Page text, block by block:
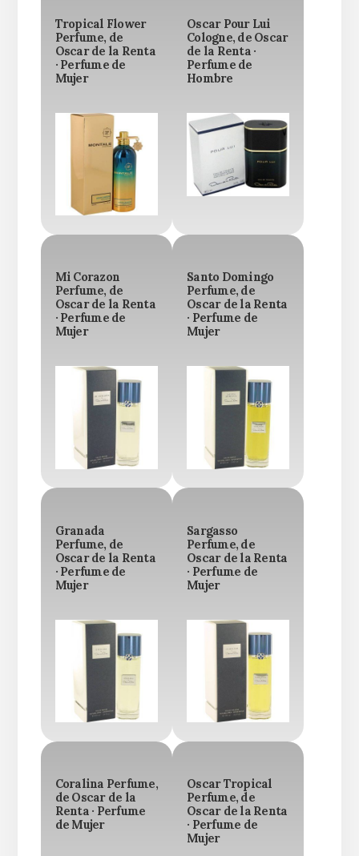
Tropical Flower
Perfume, de
Oscar de la Renta
· Perfume de
Mujer
Oscar Pour Lui
Cologne, de Oscar
de la Renta ·
Perfume de
Hombre
Mi Corazon
Perfume, de
Oscar de la Renta
· Perfume de
Mujer
Santo Domingo
Perfume, de
Oscar de la Renta
· Perfume de
Mujer
Granada
Perfume, de
Oscar de la Renta
· Perfume de
Mujer
Sargasso
Perfume, de
Oscar de la Renta
· Perfume de
Mujer
Coralina Perfume,
de Oscar de la
Renta · Perfume
de Mujer
Oscar Tropical
Perfume, de
Oscar de la Renta
· Perfume de
Mujer